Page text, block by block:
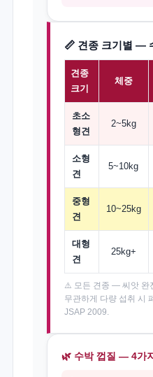
📏 견종 크기별 —
견종
크기
체중
초소
형견
2~5kg
소형
견
5~10kg
중형
견
10~25kg
대형
견
25kg+
⚠️ 모든 견종 — 씨앗 완
무관하게 다량 섭취 시
JSAP 2009.
🌿 수박 껍질 — 4가